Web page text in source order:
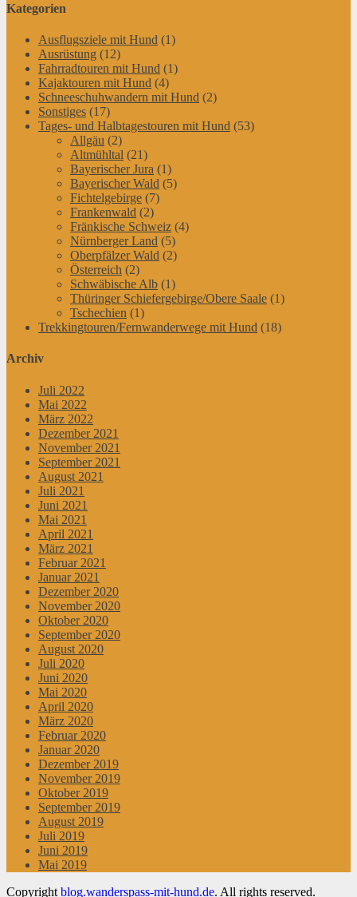
Kategorien
Ausflugsziele mit Hund (1)
Ausrüstung (12)
Fahrradtouren mit Hund (1)
Kajaktouren mit Hund (4)
Schneeschuhwandern mit Hund (2)
Sonstiges (17)
Tages- und Halbtagestouren mit Hund (53)
Allgäu (2)
Altmühltal (21)
Bayerischer Jura (1)
Bayerischer Wald (5)
Fichtelgebirge (7)
Frankenwald (2)
Fränkische Schweiz (4)
Nürnberger Land (5)
Oberpfälzer Wald (2)
Österreich (2)
Schwäbische Alb (1)
Thüringer Schiefergebirge/Obere Saale (1)
Tschechien (1)
Trekkingtouren/Fernwanderwege mit Hund (18)
Archiv
Juli 2022
Mai 2022
März 2022
Dezember 2021
November 2021
September 2021
August 2021
Juli 2021
Juni 2021
Mai 2021
April 2021
März 2021
Februar 2021
Januar 2021
Dezember 2020
November 2020
Oktober 2020
September 2020
August 2020
Juli 2020
Juni 2020
Mai 2020
April 2020
März 2020
Februar 2020
Januar 2020
Dezember 2019
November 2019
Oktober 2019
September 2019
August 2019
Juli 2019
Juni 2019
Mai 2019
Copyright blog.wanderspass-mit-hund.de. All rights reserved.